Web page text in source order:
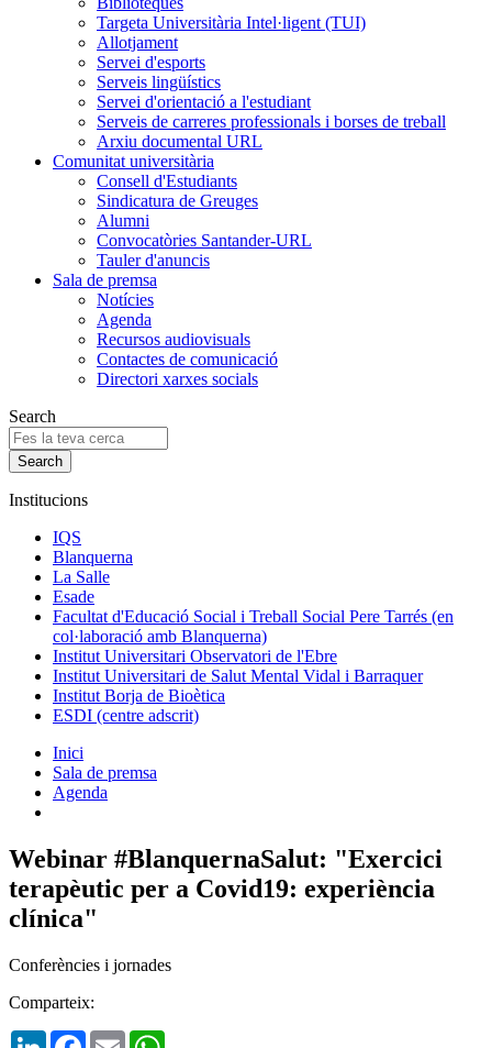
Targeta Universitària Intel·ligent (TUI)
Allotjament
Servei d'esports
Serveis lingüístics
Servei d'orientació a l'estudiant
Serveis de carreres professionals i borses de treball
Arxiu documental URL
Comunitat universitària
Consell d'Estudiants
Sindicatura de Greuges
Alumni
Convocatòries Santander-URL
Tauler d'anuncis
Sala de premsa
Notícies
Agenda
Recursos audiovisuals
Contactes de comunicació
Directori xarxes socials
Search
Institucions
IQS
Blanquerna
La Salle
Esade
Facultat d'Educació Social i Treball Social Pere Tarrés (en
col·laboració amb Blanquerna)
Institut Universitari Observatori de l'Ebre
Institut Universitari de Salut Mental Vidal i Barraquer
Institut Borja de Bioètica
ESDI (centre adscrit)
Inici
Sala de premsa
Agenda
Webinar #BlanquernaSalut: "Exercici
terapèutic per a Covid19: experiència
clínica"
Conferències i jornades
Comparteix:
LinkedInFacebook
Email